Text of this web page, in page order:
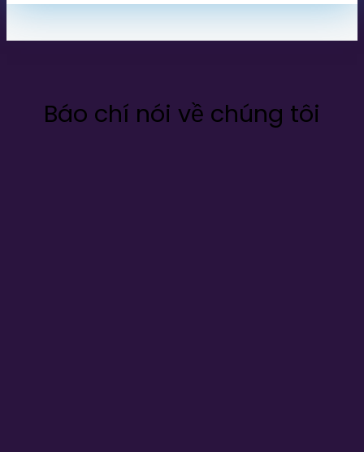
Báo chí nói về chúng tôi